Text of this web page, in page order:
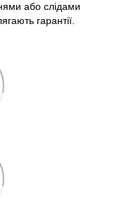
або слідами
гарантії.